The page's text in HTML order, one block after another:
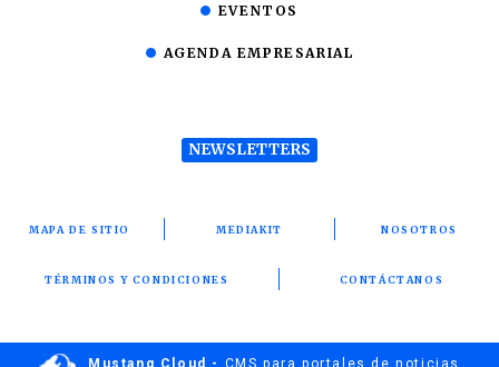
EVENTOS
AGENDA EMPRESARIAL
NEWSLETTERS
MAPA DE SITIO MEDIAKIT NOSOTROS
TÉRMINOS Y CONDICIONES CONTÁCTANOS